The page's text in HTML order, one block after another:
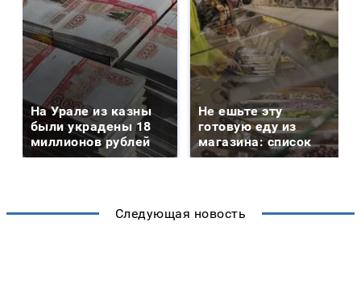
На Урале из казны
были украдены 18
миллионов рублей
Не ешьте эту
готовую еду из
магазина: список
Следующая новость